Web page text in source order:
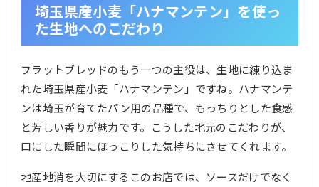
埼玉県産小麦「ハナマンテン」を使っ
た生地へのこだわり
フラットブレッドのもう一つの主役は、生地に練り込ま
れた埼玉県産小麦「ハナマンテン」ですね。ハナマンテ
ンは埼玉が育てたパン用の品種で、もっちりとした食感
と芳しい香りが魅力です。こうした地元のこだわりが、
口にした瞬間にほっこりした気持ちにさせてくれます。
地産地消を大切にするこのお店では、ソースだけでなく